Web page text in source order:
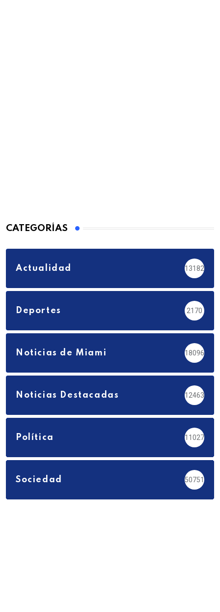
CATEGORÍAS
Actualidad 13182
Deportes 2170
Noticias de Miami 18096
Noticias Destacadas 12463
Política 11027
Sociedad 50751